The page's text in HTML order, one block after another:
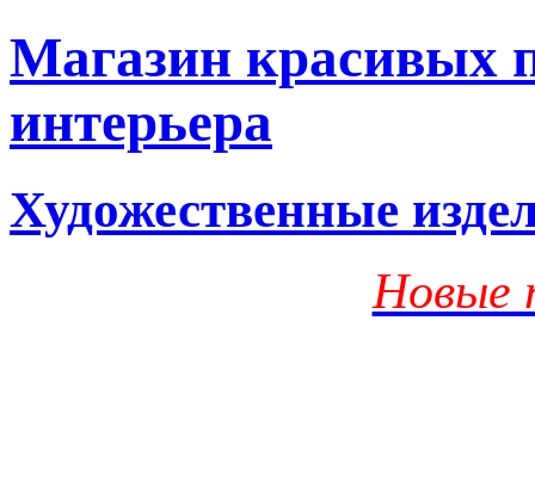
Магазин красивых
интерьера
Художественные
Новые